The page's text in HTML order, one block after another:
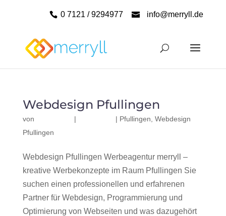
0 7121 / 9294977 info@merryll.de
Webdesign Pfullingen
von | | Pfullingen Webdesign
Pfullingen
Webdesign Pfullingen Werbeagentur merryll –
kreative Werbekonzepte im Raum Pfullingen Sie
suchen einen professionellen und erfahrenen
Partner für Webdesign, Programmierung und
Optimierung von Webseiten und was dazugehört